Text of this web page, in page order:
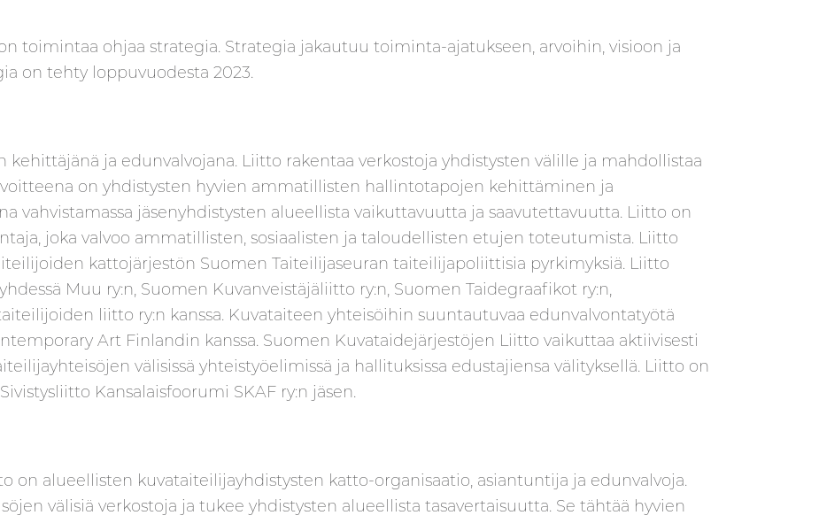
toimintaa ohjaa strategia. Strategia jakautuu toiminta-ajatukseen, arvoihin, visioon ja
on tehty loppuvuodesta 2023.
ja edunvalvojana. Liitto rakentaa verkostoja yhdistysten välille ja mahdollistaa
on yhdistysten hyvien ammatillisten hallintotapojen kehittäminen ja
vahvistamassa jäsenyhdistysten alueellista vaikuttavuutta ja saavutettavuutta. Liitto on
joka valvoo ammatillisten, sosiaalisten ja taloudellisten etujen toteutumista. Liitto
kattojärjestön Suomen Taiteilijaseuran taiteilijapoliittisia pyrkimyksiä. Liitto
Muu ry:n, Suomen Kuvanveistäjäliitto ry:n, Suomen Taidegraafikot ry:n,
liitto ry:n kanssa. Kuvataiteen yhteisöihin suuntautuvaa edunvalvontatyötä
Art Finlandin kanssa. Suomen Kuvataidejärjestöjen Liitto vaikuttaa aktiivisesti
välisissä yhteistyöelimissä ja hallituksissa edustajiensa välityksellä. Liitto on
Kansalaisfoorumi SKAF ry:n jäsen.
on alueellisten kuvataiteilijayhdistysten katto-organisaatio, asiantuntija ja edunvalvoja.
välisiä verkostoja ja tukee yhdistysten alueellista tasavertaisuutta. Se tähtää hyvien